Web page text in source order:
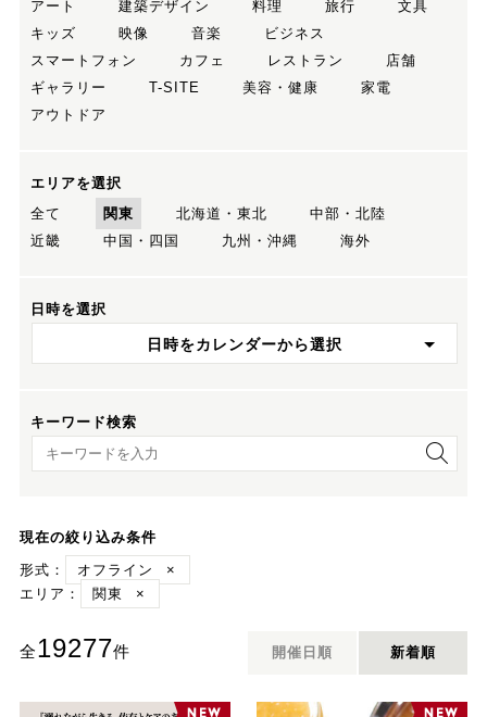
アート
建築デザイン 料理 旅行
文具
キッズ
映像 音楽
ビジネス
スマートフォン
カフェ レストラン
店舗
ギャラリー
T-SITE 美容・健康
家電
アウトドア
エリアを選択
全て
関東 北海道・東北
中部・北陸
近畿
中国・四国 九州・沖縄 海外
日時を選択
日時をカレンダーから選択
キーワード検索
キーワード検索
現在の絞り込み条件
形式：
オフライン
×
エリア：
関東 ×
全19277件 開催日順 新着順